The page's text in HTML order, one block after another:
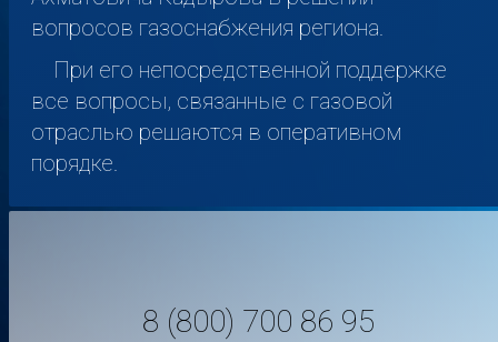
вопросов газоснабжения региона.
При его непосредственной поддержке
все вопросы, связанные с газовой
отраслью решаются в оперативном
порядке.
8 (800) 700 86 95